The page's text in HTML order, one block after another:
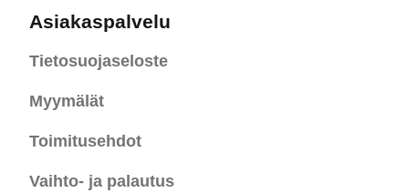
Asiakaspalvelu
Tietosuojaseloste
Myymälät
Toimitusehdot
Vaihto- ja palautus